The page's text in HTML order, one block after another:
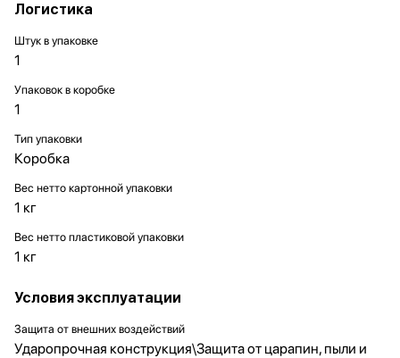
Логистика
Штук в упаковке
1
Упаковок в коробке
1
Тип упаковки
Коробка
Вес нетто картонной упаковки
1 кг
Вес нетто пластиковой упаковки
1 кг
Условия эксплуатации
Защита от внешних воздействий
Ударопрочная конструкция\Защита от царапин, пыли и